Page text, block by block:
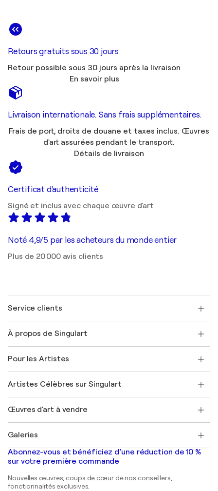
Retours gratuits sous 30 jours
Retour possible sous 30 jours après la livraison
En savoir plus
Livraison internationale. Sans frais supplémentaires.
Frais de port, droits de douane et taxes inclus. Œuvres
d'art assurées pendant le transport.
Détails de livraison
Certificat d'authenticité
Signé et inclus avec chaque œuvre d'art
Noté 4,9/5 par les acheteurs du monde entier
Plus de 20 000 avis clients
Service clients
Expédition
Offrir une carte cadeau
Rejoignez notre programme commercial
Mon compte
+33 1 76 44 06 42
À propos de Singulart
FAQ
Magazine Singulart
Emplois
Découvrez une sélection d'art original
Pour les Artistes
Se connecter en tant qu'Artiste
Artistes Célèbres sur Singulart
Marc Chagall
Banksy
Mr. Brainwash
Shepard Fairey
Œuvres d'art à vendre
Tableaux abstraits à vendre
Peintures de paysage
Estampes
Peintures acryliques
Galeries
Galeries d'art en France
Galeries d'art en Belgique
Abonnez-vous et bénéficiez d’une réduction de 10 %
sur votre première commande
Nouvelles œuvres, coups de cœur de nos conseillers,
fonctionnalités exclusives.